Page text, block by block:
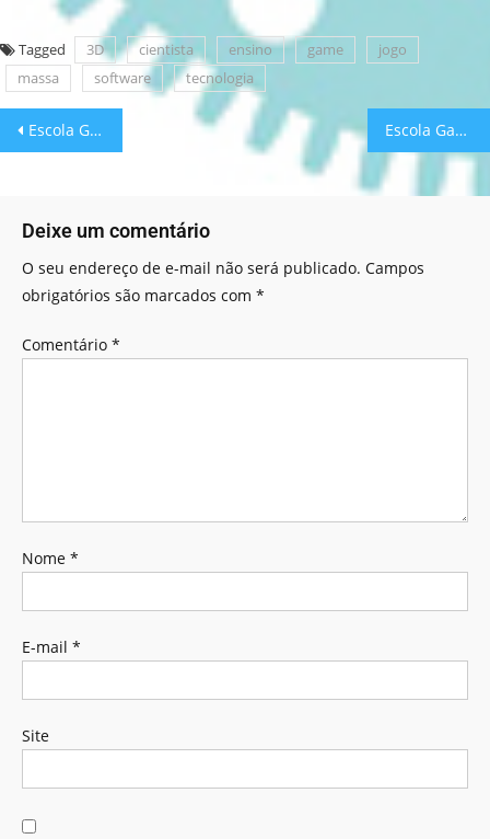
Tagged 3D cientista ensino game
jogo
massa
software tecnologia
Escola Games: Eu Sei Contar! Escola Games: Par ou Ímpar
Deixe um comentário
O seu endereço de e-mail não será publicado. Campos
obrigatórios são marcados com *
Comentário *
Nome *
E-mail *
Site